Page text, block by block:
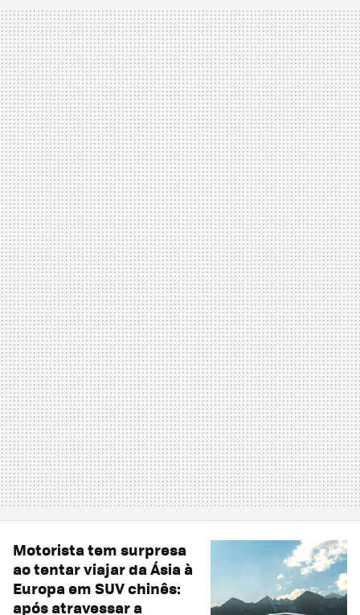
Motorista tem surpresa
ao tentar viajar da Ásia à
Europa em SUV chinês:
após atravessar a